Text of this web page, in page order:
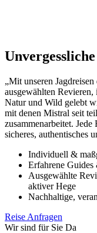
„Mit unseren
ausgewählten
Natur und Wild gelebt
mit denen Mistral seit
zusammenarbeitet.
sicheres, authentisches
Individuell &
Erfahrene
Ausgewählte
aktiver Hege
Nachhaltige,
Reise Anfragen
Wir sind für Sie Da